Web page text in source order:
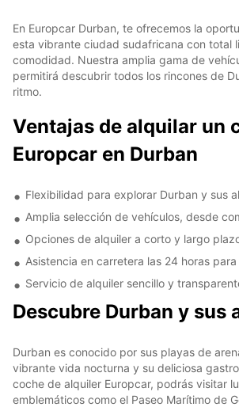
En Europcar Durban, te ofrecemos la
esta vibrante ciudad sudafricana con total
comodidad. Nuestra amplia gama de
permitirá descubrir todos los rincones de
ritmo.
Ventajas de alquilar un
Europcar en Durban
Flexibilidad para explorar Durban y sus
Amplia selección de vehículos, desde
Opciones de alquiler a corto y largo
Asistencia en carretera las 24 horas
Servicio de alquiler sencillo y
Descubre Durban y sus
Durban es conocido por sus playas de
vibrante vida nocturna y su deliciosa
coche de alquiler Europcar, podrás visitar
emblemáticos como el Paseo Marítimo de